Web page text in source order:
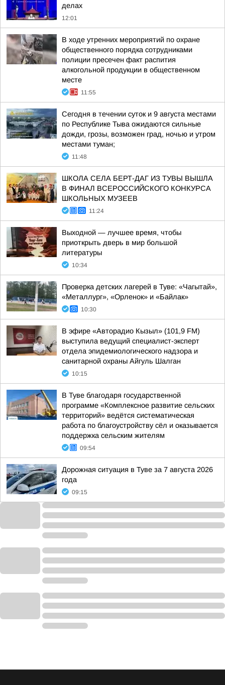
делах
12:01
В ходе утренних мероприятий по охране
общественного порядка сотрудниками
полиции пресечен факт распития
алкогольной продукции в общественном
месте
11:55
Сегодня в течении суток и 9 августа местами
по Республике Тыва ожидаются сильные
дожди, грозы, возможен град, ночью и утром
местами туман;
11:48
ШКОЛА СЕЛА БЕРТ-ДАГ ИЗ ТУВЫ ВЫШЛА
В ФИНАЛ ВСЕРОССИЙСКОГО КОНКУРСА
ШКОЛЬНЫХ МУЗЕЕВ
11:24
Выходной — лучшее время, чтобы
приоткрыть дверь в мир большой
литературы
10:34
Проверка детских лагерей в Туве: «Чагытай»,
«Металлург», «Орленок» и «Байлак»
10:30
В эфире «Авторадио Кызыл» (101,9 FM)
выступила ведущий специалист-эксперт
отдела эпидемиологического надзора и
санитарной охраны Айгуль Шалган
10:15
В Туве благодаря государственной
программе «Комплексное развитие сельских
территорий» ведётся систематическая
работа по благоустройству сёл и оказывается
поддержка сельским жителям
09:54
Дорожная ситуация в Туве за 7 августа 2026
года
09:15